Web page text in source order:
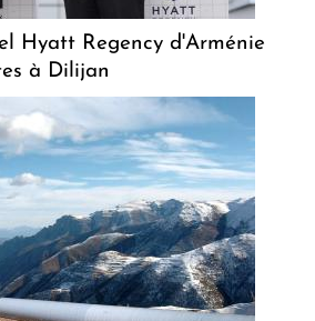
Hyatt Regency d'Arménie
à Dilijan